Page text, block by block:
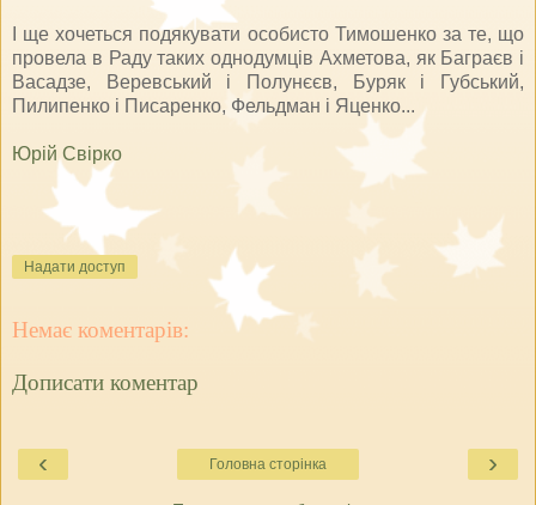
І ще хочеться подякувати особисто Тимошенко за те, що
провела в Раду таких однодумців Ахметова, як Баграєв і
Васадзе, Веревський і Полунєєв, Буряк і Губський,
Пилипенко і Писаренко, Фельдман і Яценко...
Юрій Свірко
Надати доступ
Немає коментарів:
Дописати коментар
‹ ›
Головна сторінка